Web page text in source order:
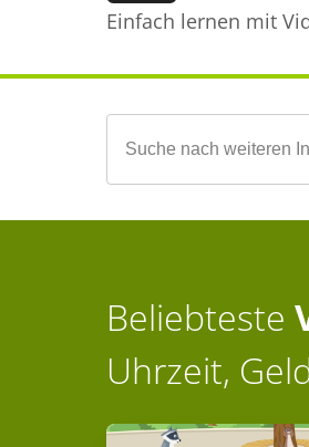
Einfach lernen mit
Beliebteste
Uhrzeit,